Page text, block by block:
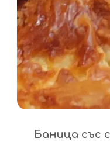
Баница със